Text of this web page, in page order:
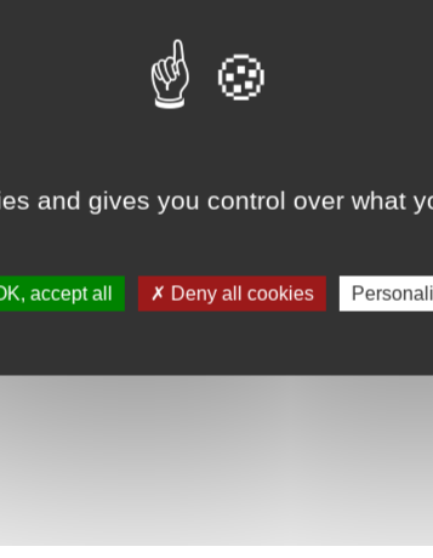
Mise en scène de :
Hervé Cadéac
CE SPECTACLE N'EST PAS PROGRAMMÉ
and gives you control over what
accept all Deny all cookies